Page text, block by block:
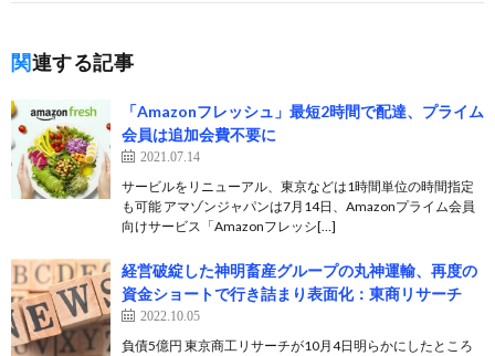
関連する記事
「Amazonフレッシュ」最短2時間で配達、プライム
会員は追加会費不要に
2021.07.14
サービルをリニューアル、東京などは1時間単位の時間指定
も可能 アマゾンジャパンは7月14日、Amazonプライム会員
向けサービス「Amazonフレッシ[…]
経営破綻した神明畜産グループの丸神運輸、再度の
資金ショートで行き詰まり表面化：東商リサーチ
2022.10.05
負債5億円 東京商工リサーチが10月4日明らかにしたところ